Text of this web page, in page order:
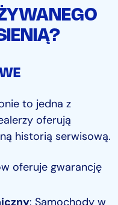
to jedna z
oferują
historią serwisową.
oferuje gwarancję
: Samochody w